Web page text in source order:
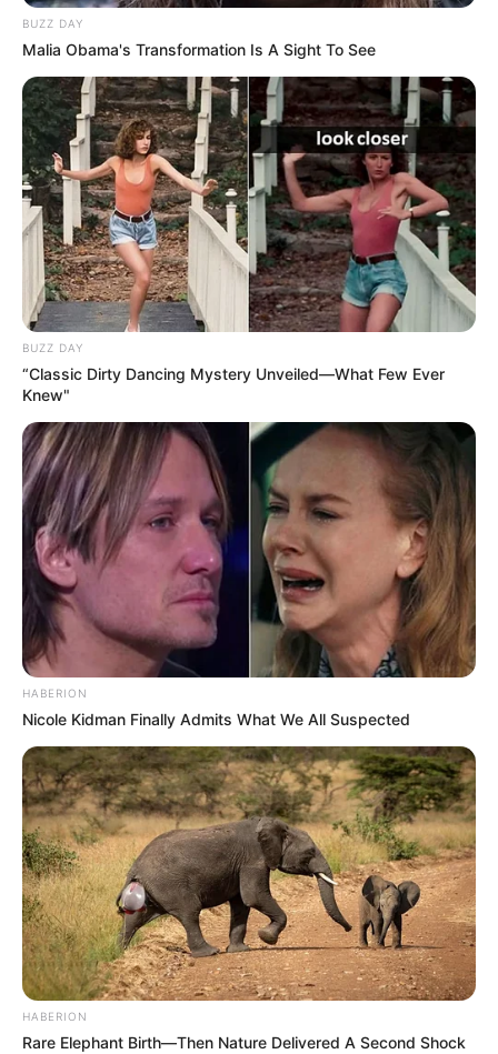
TAGS
ΒΥΘΟΥΡΗ
ΤΑΞΙΔΙ
BUZZ DAY
Malia Obama's Transformation Is A Sight To See
BUZZ DAY
“Classic Dirty Dancing Mystery Unveiled—What Few Ever
Knew"
HABERION
Nicole Kidman Finally Admits What We All Suspected
HABERION
Rare Elephant Birth—Then Nature Delivered A Second Shock